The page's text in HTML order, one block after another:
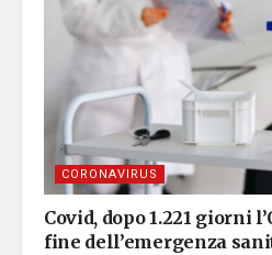
CORONAVIRUS
Covid, dopo 1.221 giorni
fine dell’emergenza